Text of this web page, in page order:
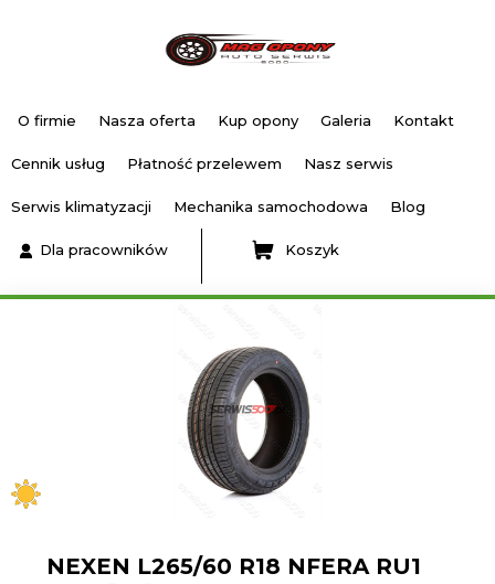
O firmie Nasza oferta Kup opony Galeria Kontakt
Cennik usług Płatność przelewem Nasz serwis
Serwis klimatyzacji Mechanika samochodowa Blog
Dla pracowników Koszyk
NEXEN L265/60 R18 NFERA RU1